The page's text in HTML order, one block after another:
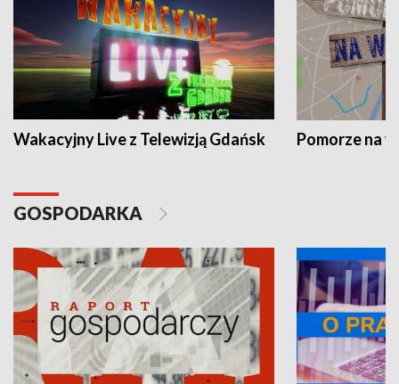
Wakacyjny Live z Telewizją Gdańsk Pomorze na
GOSPODARKA